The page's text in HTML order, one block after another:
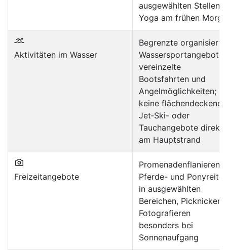
ausgewählten Stellen,
Yoga am frühen
Aktivitäten im Wasser
Begrenzte organisierte
Wassersportangebote;
vereinzelte
Bootsfahrten und
Angelmöglichkeiten;
keine
Jet‑Ski- oder
Tauchangebote direkt
am Hauptstrand
Freizeitangebote
Promenadenflanieren,
Pferde- und
in ausgewählten
Bereichen, Picknicken,
Fotografieren
besonders bei
Sonnenaufgang